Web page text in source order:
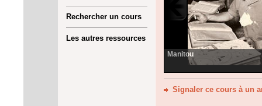
Rechercher un cours
Les autres ressources
Manitou
Signaler ce cours à un